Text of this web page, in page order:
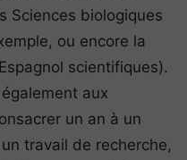
Sciences biologiques
ou encore la
scientifiques).
aux
un an à un
travail de recherche,